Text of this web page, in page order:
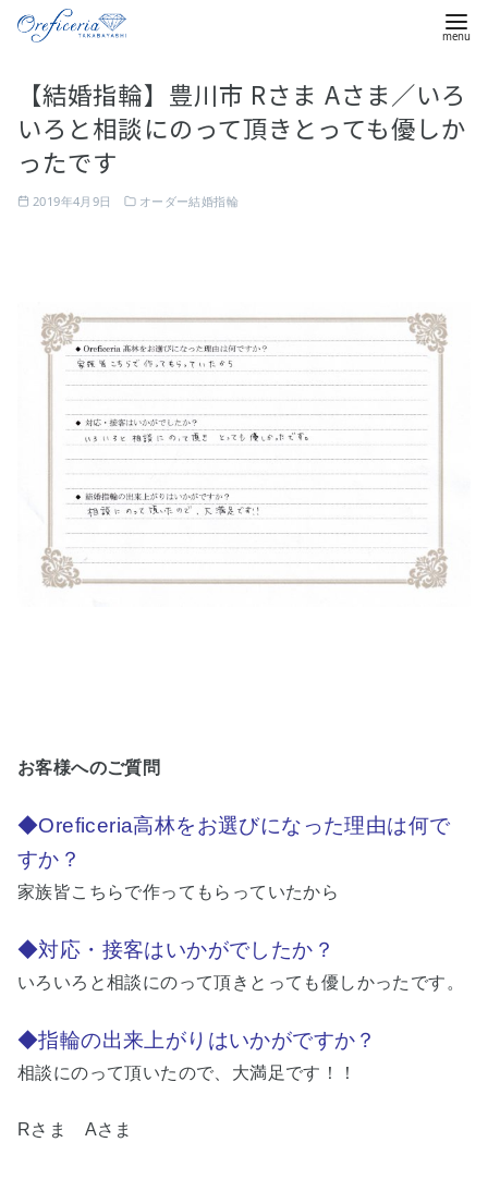
【結婚指輪】豊川市 Rさま Aさま／いろ
いろと相談にのって頂きとっても優しか
ったです
2019年4月9日 オーダー結婚指輪
お客様へのご質問
◆Oreficeria高林をお選びになった理由は何で
すか？
家族皆こちらで作ってもらっていたから
◆対応・接客はいかがでしたか？
いろいろと相談にのって頂きとっても優しかったです。
◆指輪の出来上がりはいかがですか？
相談にのって頂いたので、大満足です！！
Rさま Aさま